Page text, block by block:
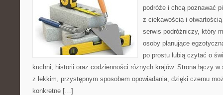
podróże i chcą poznawać
z ciekawością i
serwis podróżniczy, który
osoby planujące
po prostu lubią czytać o
kuchni, historii oraz codzienności różnych krajów. Strona łączy
z lekkim, przystępnym sposobem opowiadania, dzięki czemu
konkretne […]